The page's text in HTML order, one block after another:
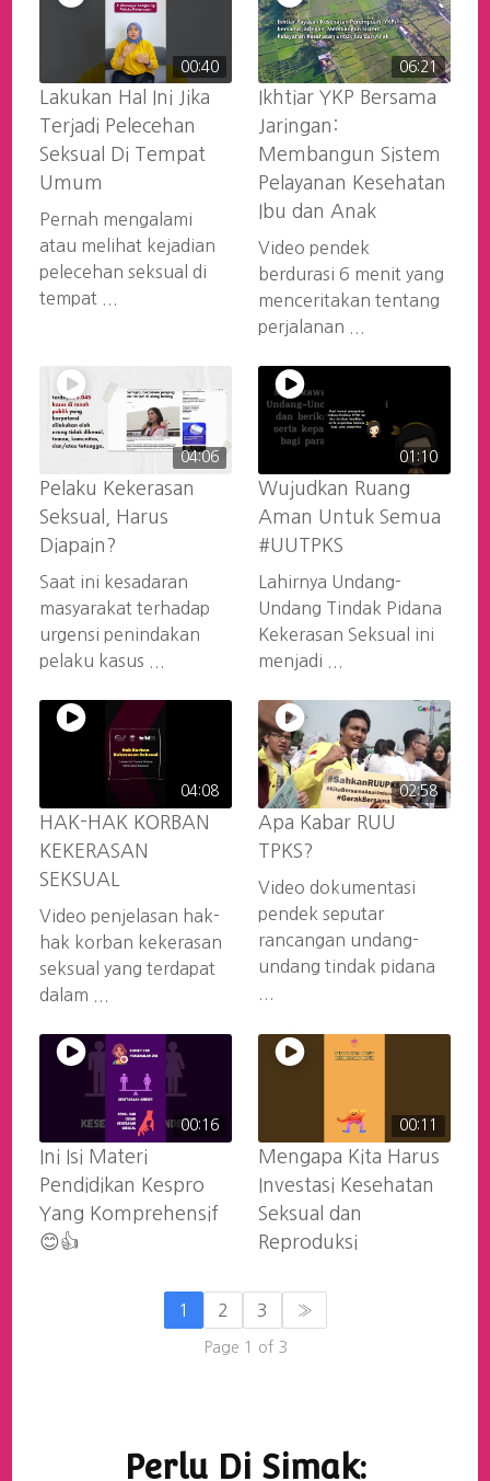
00:40
Lakukan Hal Ini Jika
Terjadi Pelecehan
Seksual Di Tempat
Umum
Pernah mengalami
atau melihat kejadian
pelecehan seksual di
tempat ...
06:21
Ikhtiar YKP Bersama
Jaringan:
Membangun Sistem
Pelayanan Kesehatan
Ibu dan Anak
Video pendek
berdurasi 6 menit yang
menceritakan tentang
perjalanan ...
04:06
Pelaku Kekerasan
Seksual, Harus
Diapain?
Saat ini kesadaran
masyarakat terhadap
urgensi penindakan
pelaku kasus ...
01:10
Wujudkan Ruang
Aman Untuk Semua
#UUTPKS
Lahirnya Undang-
Undang Tindak Pidana
Kekerasan Seksual ini
menjadi ...
04:08
HAK-HAK KORBAN
KEKERASAN
SEKSUAL
Video penjelasan hak-
hak korban kekerasan
seksual yang terdapat
dalam ...
02:58
Apa Kabar RUU
TPKS?
Video dokumentasi
pendek seputar
rancangan undang-
undang tindak pidana
00:16
Ini Isi Materi
Pendidikan Kespro
Yang Komprehensif
😊👍
00:11
Mengapa Kita Harus
Investasi Kesehatan
Seksual dan
Reproduksi
1 2 3 »
Page 1 of 3
Perlu Di Simak: